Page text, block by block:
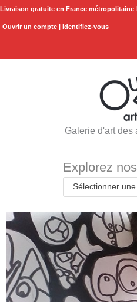
Aller
Livraison gratuite en France métropolitaine
Ouvrir un compte | Identifiez-vous
Galerie d'art des
Explorez
Sélectionner